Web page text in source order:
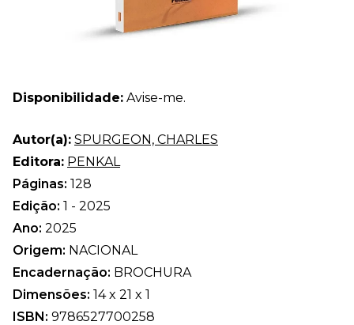
Disponibilidade: Avise-me.
Autor(a): SPURGEON, CHARLES
Editora: PENKAL
Páginas: 128
Edição: 1 - 2025
Ano: 2025
Origem: NACIONAL
Encadernação: BROCHURA
Dimensões: 14 x 21 x 1
ISBN: 9786527700258